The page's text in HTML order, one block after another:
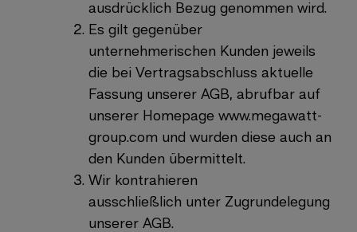
ausdrücklich Bezug genommen wird.
Es gilt gegenüber
unternehmerischen Kunden jeweils
die bei Vertragsabschluss aktuelle
Fassung unserer AGB, abrufbar auf
unserer Homepage www.megawatt-
group.com und wurden diese auch an
den Kunden übermittelt.
Wir kontrahieren
ausschließlich unter Zugrundelegung
unserer AGB.